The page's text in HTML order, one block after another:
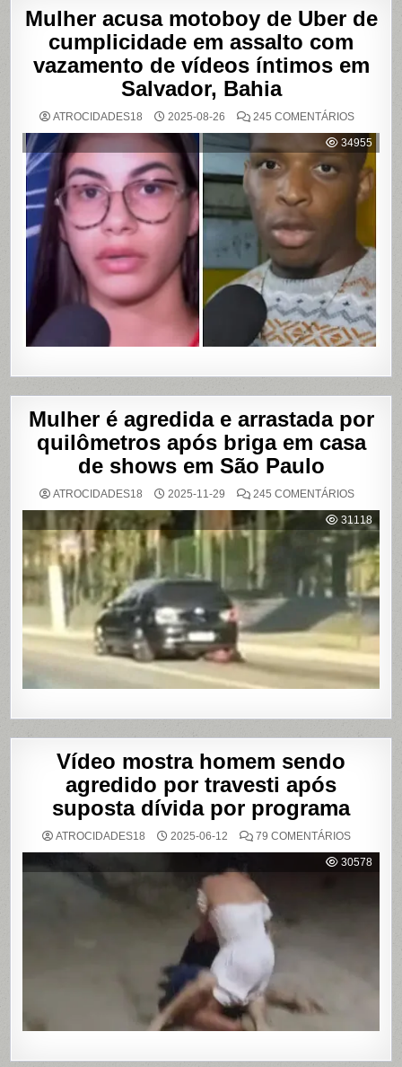
Mulher acusa motoboy de Uber de
cumplicidade em assalto com
vazamento de vídeos íntimos em
Salvador, Bahia
ATROCIDADES18 2025-08-26 245 COMENTÁRIOSEM
ACUSA
DE
UBER
DE
EM
DE
VÍDEOS
ÍNTIMOS
EM
BAHIA
34955
Mulher é agredida e arrastada por
quilômetros após briga em casa
de shows em São Paulo
ATROCIDADES18 2025-11-29 245 COMENTÁRIOSEM
É
E
POR
APÓS
BRIGA
EM
CASA
SHOWS
SÃO
PAULO
31118
Vídeo mostra homem sendo
agredido por travesti após
suposta dívida por programa
ATROCIDADES18 2025-06-12 79 COMENTÁRIOSEM
MOSTRA
HOMEM
30578